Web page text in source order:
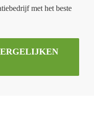
met het beste